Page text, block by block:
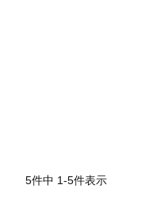
5件中 1-5件表示